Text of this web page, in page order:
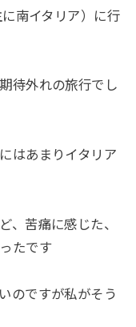
南イタリア）に行
待外れの旅行でし
はあまりイタリア
、苦痛に感じた、
たです
のですが私がそう